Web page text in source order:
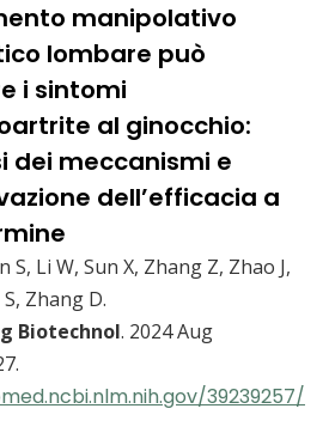
manipolativo
lombare può
i sintomi
al ginocchio:
dei meccanismi e
dell’efficacia a
S, Li W, Sun X, Zhang Z, Zhao J,
Zhang D.
Biotechnol. 2024 Aug
39239257/